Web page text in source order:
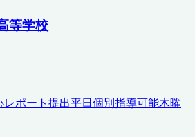
等学校
レポート提出平日個別指導可能木曜